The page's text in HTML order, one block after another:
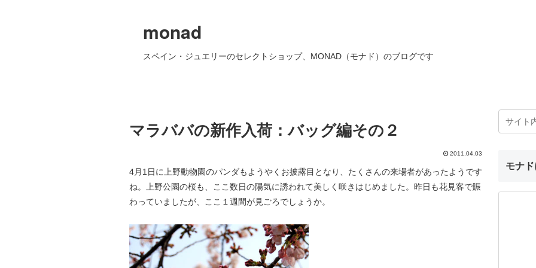
monad
スペイン・ジュエリーのセレクトショップ、MONAD（モナド）のブログです
マラババの新作入荷：バッグ編その２
2011.04.03
4月1日に上野動物園のパンダもようやくお披露目となり、たくさんの来場者があったようです
ね。上野公園の桜も、ここ数日の陽気に誘われて美しく咲きはじめました。昨日も花見客で賑
わっていましたが、ここ１週間が見ごろでしょうか。
モナ